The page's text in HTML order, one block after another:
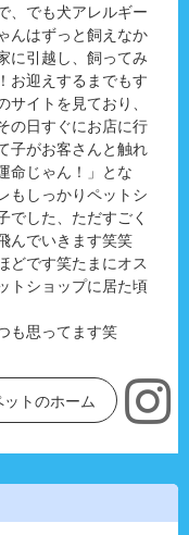
、でも犬アレルギー
んはずっと飼えなか
に引越し、飼ってみ
お迎えするまでもす
イトを見ており、
の日すぐにお店に行
子がお客さんと触れ
命じゃん！」とな
もしっかりペットシ
でした、ただすごく
んでいきます笑笑
どです笑たまにオス
トショップに居た頃
も思ってます笑
トのホーム